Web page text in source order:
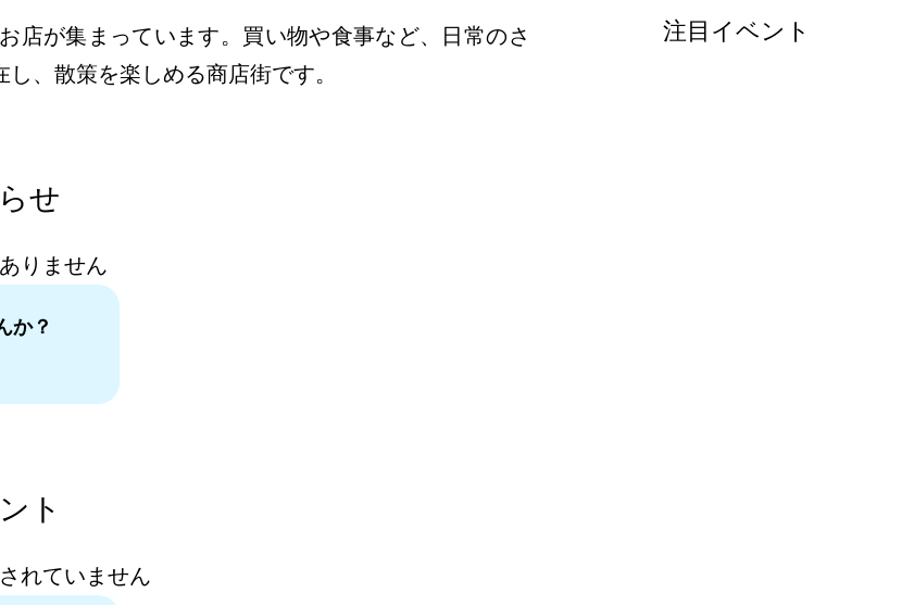
店が集まっています。買い物や食事など、日常のさ
、散策を楽しめる商店街です。
せ
りません
か？
ト
れていません
注目イベント